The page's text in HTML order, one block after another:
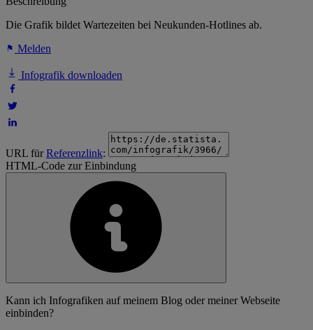
Die Grafik bildet Wartezeiten bei Neukunden-Hotlines ab.
Melden
Infografik downloaden
URL fürReferenzlink:
HTML-Code zur Einbindung
Kann ich Infografiken auf meinem Blog oder meiner Webseite
einbinden?